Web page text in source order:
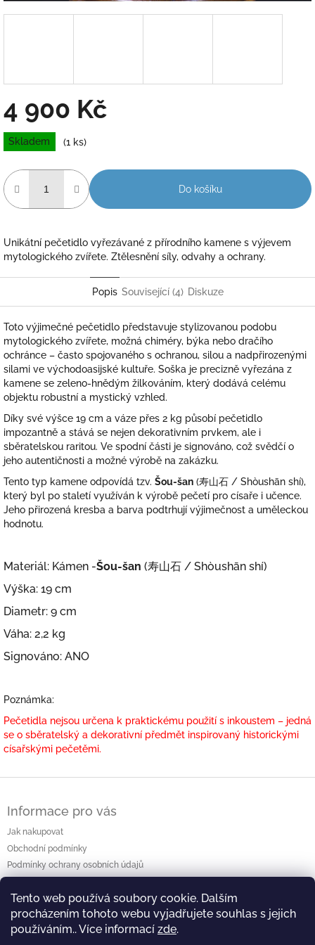
Tento web používá soubory cookie. Dalším
procházením tohoto webu vyjadřujete souhlas s jejich
používáním.. Více informací zde.
4 900 Kč
Měrná
cena:
Skladem (1 ks)
Do košíku
Unikátní pečetidlo vyřezávané z přírodního kamene s výjevem
mytologického zvířete. Ztělesnění síly, odvahy a ochrany.
Popis Související (4) Diskuze
Toto výjimečné pečetidlo představuje stylizovanou podobu
mytologického zvířete, možná chiméry, býka nebo dračího
ochránce – často spojovaného s ochranou, silou a nadpřirozenými
silami ve východoasijské kultuře. Soška je precizně vyřezána z
kamene se zeleno-hnědým žilkováním, který dodává celému
objektu robustní a mystický vzhled.
Díky své výšce 19 cm a váze přes 2 kg působí pečetidlo
impozantně a stává se nejen dekorativním prvkem, ale i
sběratelskou raritou. Ve spodní části je signováno, což svědčí o
jeho autentičnosti a možné výrobě na zakázku.
Tento typ kamene odpovídá tzv. Šou-šan (寿山石 / Shòushān shí),
který byl po staletí využíván k výrobě pečetí pro císaře i učence.
Jeho přirozená kresba a barva podtrhují výjimečnost a uměleckou
hodnotu.
Materiál: Kámen -Šou-šan (寿山石 / Shòushān shí)
Výška: 19 cm
Diametr: 9 cm
Váha: 2,2 kg
Signováno: ANO
Poznámka:
Pečetidla nejsou určena k praktickému použití s inkoustem – jedná
se o sběratelský a dekorativní předmět inspirovaný historickými
císařskými pečetěmi.
Informace pro vás
Jak nakupovat
Obchodní podmínky
Podmínky ochrany osobních údajů
⛩️ Web výstavy ⛩️ 🖥️ Facebook 🖥️